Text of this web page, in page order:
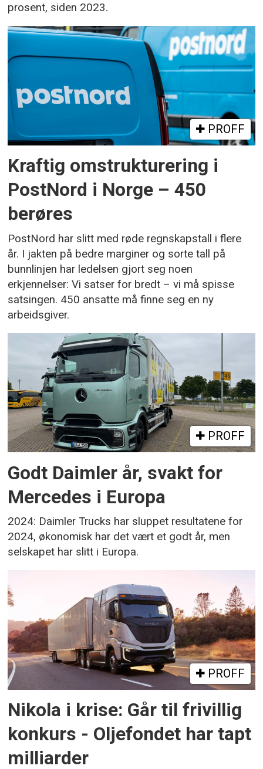
prosent, siden 2023.
PROFF
Kraftig omstrukturering i
PostNord i Norge – 450
berøres
PostNord har slitt med røde regnskapstall i flere
år. I jakten på bedre marginer og sorte tall på
bunnlinjen har ledelsen gjort seg noen
erkjennelser: Vi satser for bredt – vi må spisse
satsingen. 450 ansatte må finne seg en ny
arbeidsgiver.
PROFF
Godt Daimler år, svakt for
Mercedes i Europa
2024: Daimler Trucks har sluppet resultatene for
2024, økonomisk har det vært et godt år, men
selskapet har slitt i Europa.
PROFF
Nikola i krise: Går til frivillig
konkurs - Oljefondet har tapt
milliarder